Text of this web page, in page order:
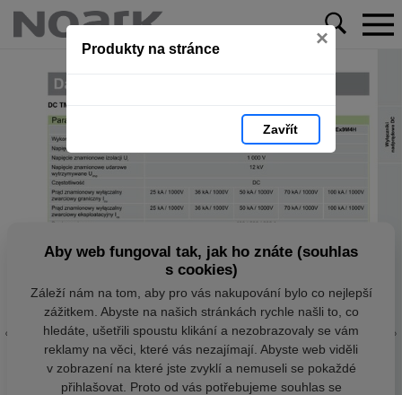
Produkty na stránce ×
Zavřít
Aby web fungoval tak, jak ho znáte (souhlas
s cookies)
Záleží nám na tom, aby pro vás nakupování bylo co nejlepší
zážitkem. Abyste na našich stránkách rychle našli to, co
hledáte, ušetřili spoustu klikání a nezobrazovaly se vám
reklamy na věci, které vás nezajímají. Abyste web viděli
v zobrazení na které jste zvyklí a nemuseli se pokaždé
přihlašovat. Proto od vás potřebujeme souhlas se